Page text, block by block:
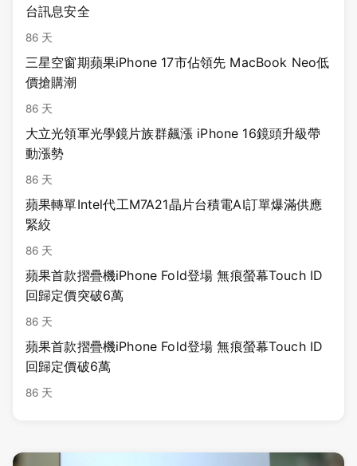
台訊息安全
86 天
三星空窗期蘋果iPhone 17市佔領先 MacBook Neo低
價搶購潮
86 天
大立光領軍光學鏡片族群飆漲 iPhone 16鏡頭升級帶
動漲勢
86 天
蘋果轉單Intel代工M7A21晶片台積電AI訂單爆滿供應
緊絞
86 天
蘋果首款摺疊機iPhone Fold登場 無痕螢幕Touch ID
回歸定價突破6萬
86 天
蘋果首款摺疊機iPhone Fold登場 無痕螢幕Touch ID
回歸定價破6萬
86 天